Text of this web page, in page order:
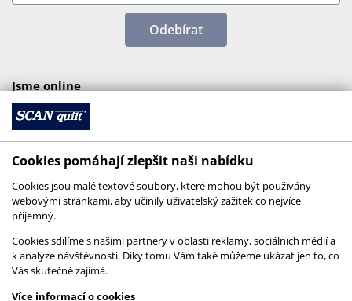
Odebírat
Jsme online
© 2026 SCANquilt - všechna práva vyhrazena
Cookies pomáhají zlepšit naši nabídku
Cookies jsou malé textové soubory, které mohou být používány
webovými stránkami, aby učinily uživatelský zážitek co nejvíce
příjemný.
Cookies sdílíme s našimi partnery v oblasti reklamy, sociálních médií a
k analýze návštěvnosti. Díky tomu Vám také můžeme ukázat jen to, co
Vás skutečně zajímá.
Více informací o cookies